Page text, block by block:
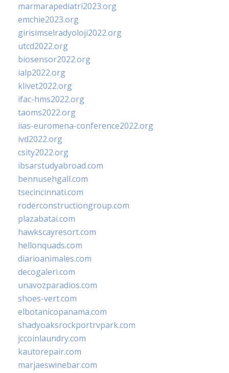
marmarapediatri2023.org
emchie2023.org
girisimselradyoloji2022.org
utcd2022.org
biosensor2022.org
ialp2022.org
klivet2022.org
ifac-hms2022.org
taoms2022.org
iias-euromena-conference2022.org
ivd2022.org
csity2022.org
ibsarstudyabroad.com
bennusehgall.com
tsecincinnati.com
roderconstructiongroup.com
plazabatai.com
hawkscayresort.com
hellonquads.com
diarioanimales.com
decogaleri.com
unavozparadios.com
shoes-vert.com
elbotanicopanama.com
shadyoaksrockportrvpark.com
jccoinlaundry.com
kautorepair.com
marjaeswinebar.com